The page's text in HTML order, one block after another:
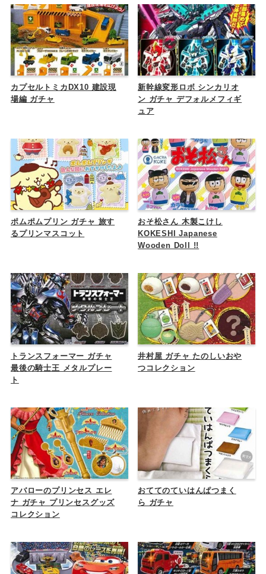
カプセルトミカDX10 建設現
場編 ガチャ
新幹線変形ロボ シンカリオ
ン ガチャ デフォルメフィギ
ュア
ポムポムプリン ガチャ 旅す
るプリンマスコット
おそ松さん 木製こけし
KOKESHI Japanese
Wooden Doll !!
トランスフォーマー ガチャ
最後の騎士王 メタルプレー
ト
井村屋 ガチャ たのしいおや
つコレクション
アバローのプリンセス エレ
ナ ガチャ プリンセスグッズ
コレクション
おててのていはんぱつまく
ら ガチャ